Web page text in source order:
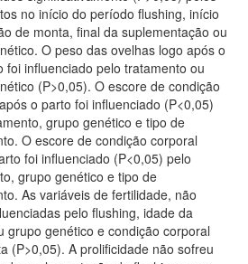
no início do período flushing, início
de monta, final da suplementação ou
O peso das ovelhas logo após o
foi influenciado pelo tratamento ou
(P>0,05). O escore de condição
o parto foi influenciado (P<0,05)
grupo genético e tipo de
O escore de condição corporal
foi influenciado (P<0,05) pelo
grupo genético e tipo de
As variáveis de fertilidade, não
pelo flushing, idade da
grupo genético e condição corporal
(P>0,05). A prolificidade não sofreu